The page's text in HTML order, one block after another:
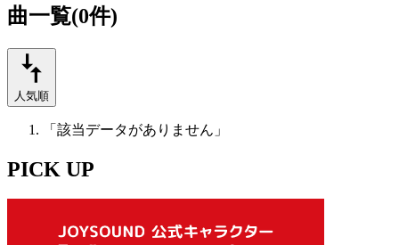
曲一覧(0件)
人気順
「該当データがありません」
PICK UP